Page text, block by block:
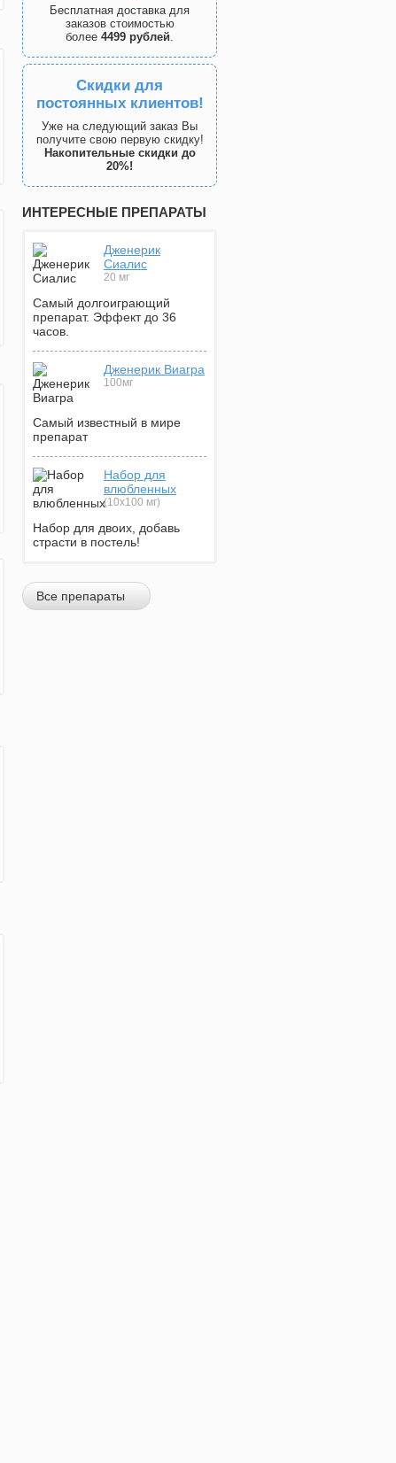
Бесплатная доставка для
заказов стоимостью
более 4499 рублей.
Скидки для
постоянных клиентов!
Уже на следующий заказ Вы
получите свою первую скидку!
Накопительные скидки до
20%!
ИНТЕРЕСНЫЕ ПРЕПАРАТЫ
Дженерик
Сиалис
20 мг
Самый долгоиграющий
препарат. Эффект до 36
часов.
Дженерик Виагра
100мг
Самый известный в мире
препарат
Набор для
влюбленных
(10х100 мг)
Набор для двоих, добавь
страсти в постель!
Все препараты